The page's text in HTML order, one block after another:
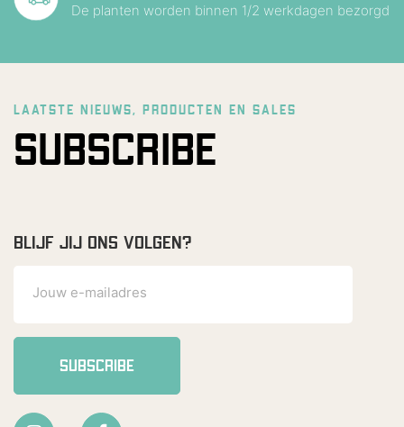
De planten worden binnen 1/2 werkdagen bezorgd
LAATSTE NIEUWS, PRODUCTEN EN SALES
SUBSCRIBE
BLIJF JIJ ONS VOLGEN?
SUBSCRIBE